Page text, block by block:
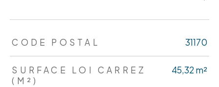
TRAD_ZEPHYR_Caracteristique TRAD_ZEPHYR_Valeurs
CODE POSTAL 31170
SURFACE LOI CARREZ
(M²)
45,32 m²